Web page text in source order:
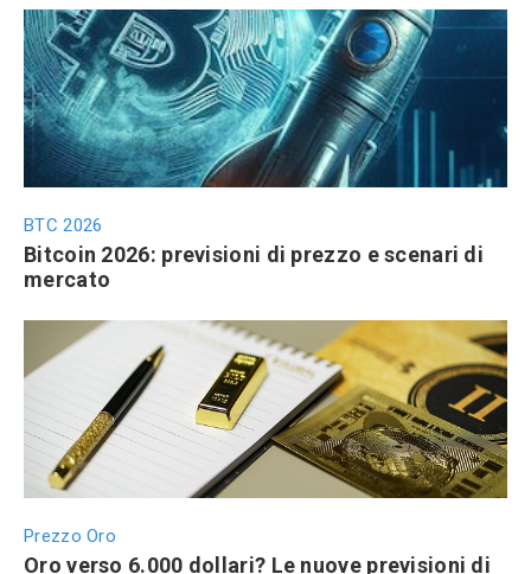
BTC 2026
Bitcoin 2026: previsioni di prezzo e scenari di
mercato
Prezzo Oro
Oro verso 6.000 dollari? Le nuove previsioni di